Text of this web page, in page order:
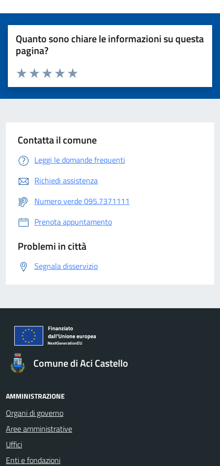
Quanto sono chiare le informazioni su questa
pagina?
Valuta 5 stelle su 5
Valuta 4 stelle su 5
Valuta 3 stelle su 5
Valuta 2 stelle su 5
Valuta 1 stelle su 5
Contatta il comune
Leggi le domande frequenti
Richiedi assistenza
Numero verde 095.7371111
Prenota appuntamento
Problemi in città
Segnala disservizio
Comune di Aci Castello
AMMINISTRAZIONE
Organi di governo
Aree amministrative
Uffici
Enti e fondazioni